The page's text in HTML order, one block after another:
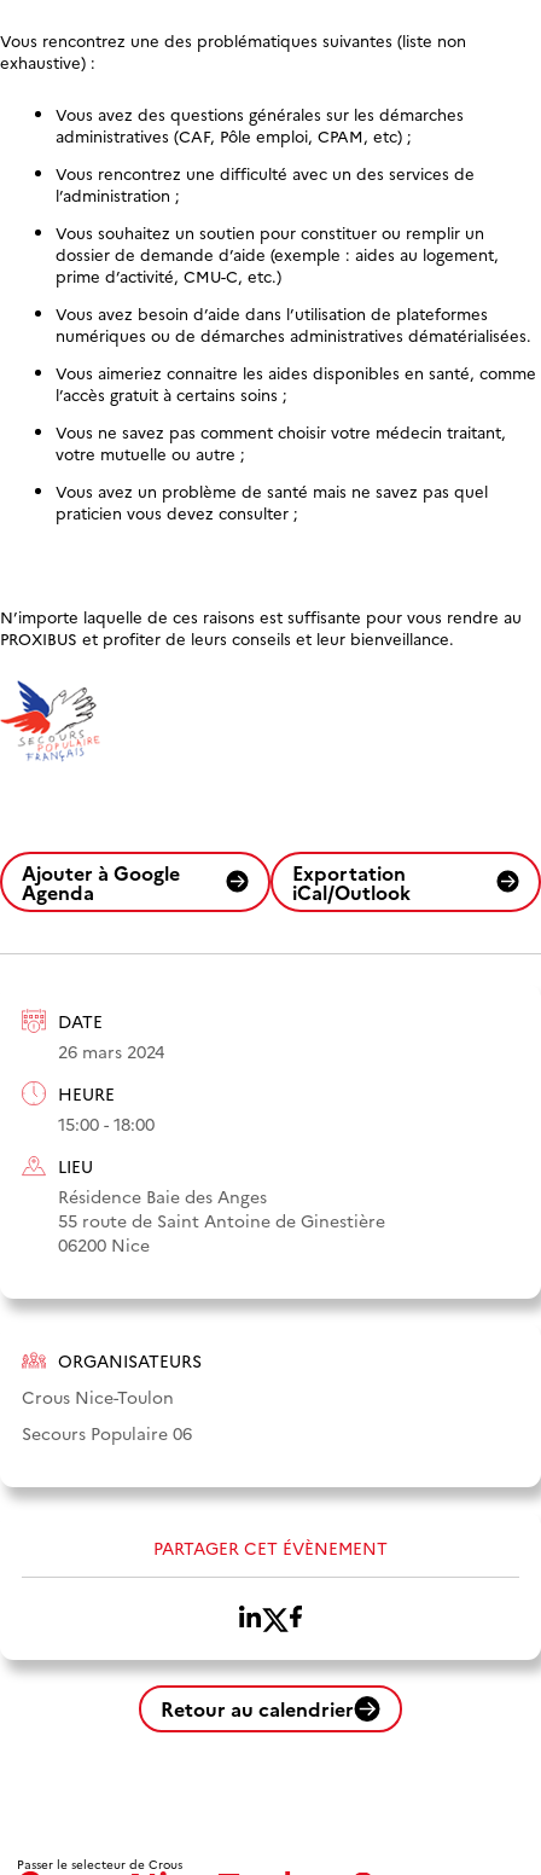
DATE
26 mars 2024
HEURE
15:00 - 18:00
LIEU
Résidence Baie des Anges
55 route de Saint Antoine de Ginestière
06200 Nice
ORGANISATEURS
Crous Nice-Toulon
Secours Populaire 06
PARTAGER CET ÉVÈNEMENT
Vous rencontrez une des problématiques suivantes (liste non
exhaustive) :
Vous avez des questions générales sur les démarches
administratives (CAF, Pôle emploi, CPAM, etc) ;
Vous rencontrez une difficulté avec un des services de
l’administration ;
Vous souhaitez un soutien pour constituer ou remplir un
dossier de demande d’aide (exemple : aides au logement,
prime d’activité, CMU-C, etc.)
Vous avez besoin d’aide dans l’utilisation de plateformes
numériques ou de démarches administratives dématérialisées.
Vous aimeriez connaitre les aides disponibles en santé, comme
l’accès gratuit à certains soins ;
Vous ne savez pas comment choisir votre médecin traitant,
votre mutuelle ou autre ;
Vous avez un problème de santé mais ne savez pas quel
praticien vous devez consulter ;
N’importe laquelle de ces raisons est suffisante pour vous rendre au
PROXIBUS et profiter de leurs conseils et leur bienveillance.
Ajouter à Google
Agenda
Exportation
iCal/Outlook
Retour au calendrier
Passer le selecteur de Crous